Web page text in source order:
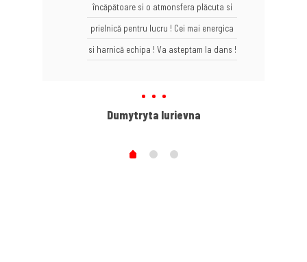
încăpătoare si o atmonsfera plăcuta si
prielnică pentru lucru ! Cei mai energica
si harnică echipa ! Va asteptam la dans !
Dumytryta Iurievna